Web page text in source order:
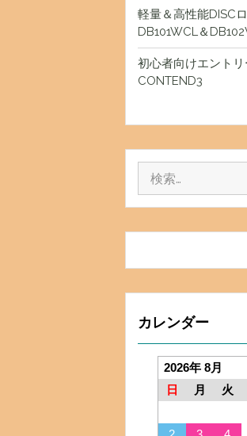
軽量＆高性能DISC
DB101WCL＆
初心者向けエント
CONTEND3
索:
カレンダー
2026年 8月
日
月 火